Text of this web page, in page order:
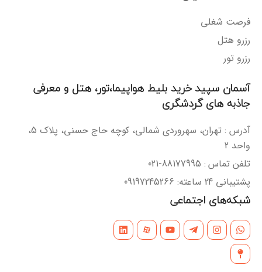
فرصت شغلی
رزرو هتل
رزرو تور
آسمان سپید خرید بلیط هواپیما،تور، هتل و معرفی
جاذبه های گردشگری
آدرس : تهران، سهروردی شمالی، کوچه حاج حسنی، پلاک 5،
واحد 2
تلفن تماس : 88177995-021
پشتیبانی 24 ساعته: 09197245266
شبکه‌های اجتماعی